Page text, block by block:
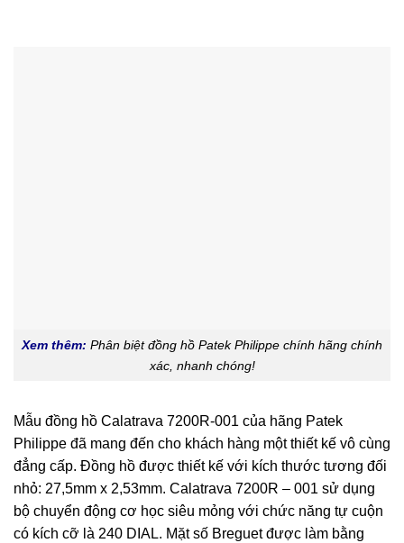
Xem thêm: Phân biệt đồng hồ Patek Philippe chính hãng chính
xác, nhanh chóng!
Mẫu đồng hồ Calatrava 7200R-001 của hãng Patek
Philippe đã mang đến cho khách hàng một thiết kế vô cùng
đẳng cấp. Đồng hồ được thiết kế với kích thước tương đối
nhỏ: 27,5mm x 2,53mm. Calatrava 7200R – 001 sử dụng
bộ chuyển động cơ học siêu mỏng với chức năng tự cuộn
có kích cỡ là 240 DIAL. Mặt số Breguet được làm bằng